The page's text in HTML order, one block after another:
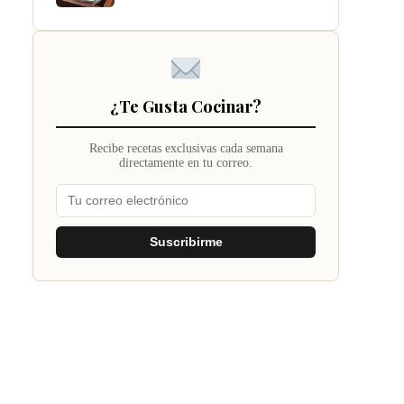
¿Te Gusta Cocinar?
Recibe recetas exclusivas cada semana
directamente en tu correo.
Suscribirme